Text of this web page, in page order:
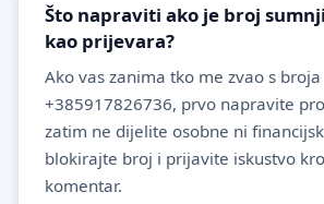
Što napraviti ako je broj
kao prijevara?
Ako vas zanima tko me zvao s broja
+385917826736, prvo napravite
zatim ne dijelite osobne ni
blokirajte broj i prijavite iskustvo
komentar.